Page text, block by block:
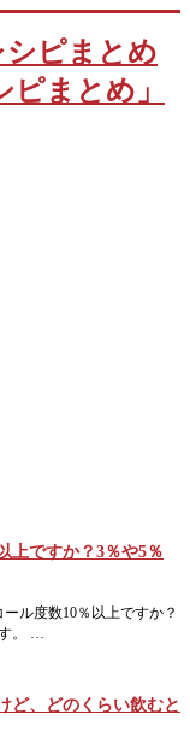
上ですか？3％や5％
ル度数10％以上ですか？
。 …
ど、どのくらい飲むと